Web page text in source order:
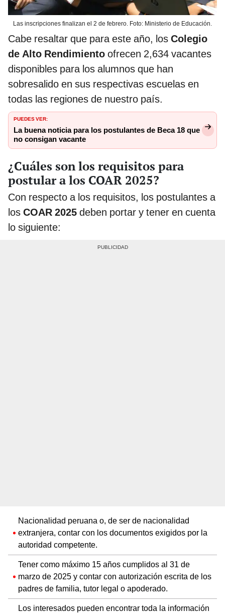
Las inscripciones finalizan el 2 de febrero. Foto: Ministerio de Educación.
Cabe resaltar que para este año, los Colegio
de Alto Rendimiento ofrecen 2,634 vacantes
disponibles para los alumnos que han
sobresalido en sus respectivas escuelas en
todas las regiones de nuestro país.
PUEDES VER:
La buena noticia para los postulantes de Beca 18 que
no consigan vacante
¿Cuáles son los requisitos para
postular a los COAR 2025?
Con respecto a los requisitos, los postulantes a
los COAR 2025 deben portar y tener en cuenta
lo siguiente:
Nacionalidad peruana o, de ser de nacionalidad
extranjera, contar con los documentos exigidos por la
autoridad competente.
Tener como máximo 15 años cumplidos al 31 de
marzo de 2025 y contar con autorización escrita de los
padres de familia, tutor legal o apoderado.
Los interesados pueden encontrar toda la información